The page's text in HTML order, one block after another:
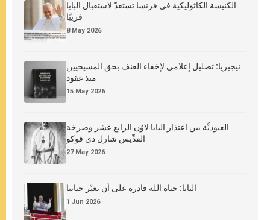
الكنيسة الكاثوليكية في فرنسا تستعدّ لاستقبال البابا
قريبًا
8 May 2026
نيجيريا: تضليل إعلامي لإخفاء العنف بحق المسيحيين
منذ عقود
15 May 2026
العبوديَّة بين اعتذار البابا لاوُن الرابع عشر وصرخة
القدِّيس شارل دي فوكو
27 May 2026
البابا: حياة الله قادرة على أن تغيّر حياتنا
1 Jun 2026